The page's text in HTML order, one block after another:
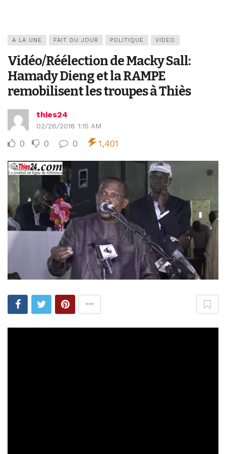
A LA UNE FAIT DU JOUR POLITIQUE VIDEO
Vidéo/Réélection de Macky Sall:
Hamady Dieng et la RAMPE
remobilisent les troupes à Thiès
thies24
02/26/2018 1:15 AM
0 0 0 1,401